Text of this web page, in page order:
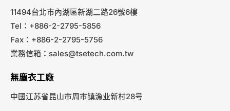
11494台北市內湖區新湖二路26號6樓
Tel：+886-2-2795-5856
Fax：+886-2-2795-5756
業務信箱： sales@tsetech.com.tw
無塵衣工廠
中國江苏省昆山市周市镇漁业新村28号